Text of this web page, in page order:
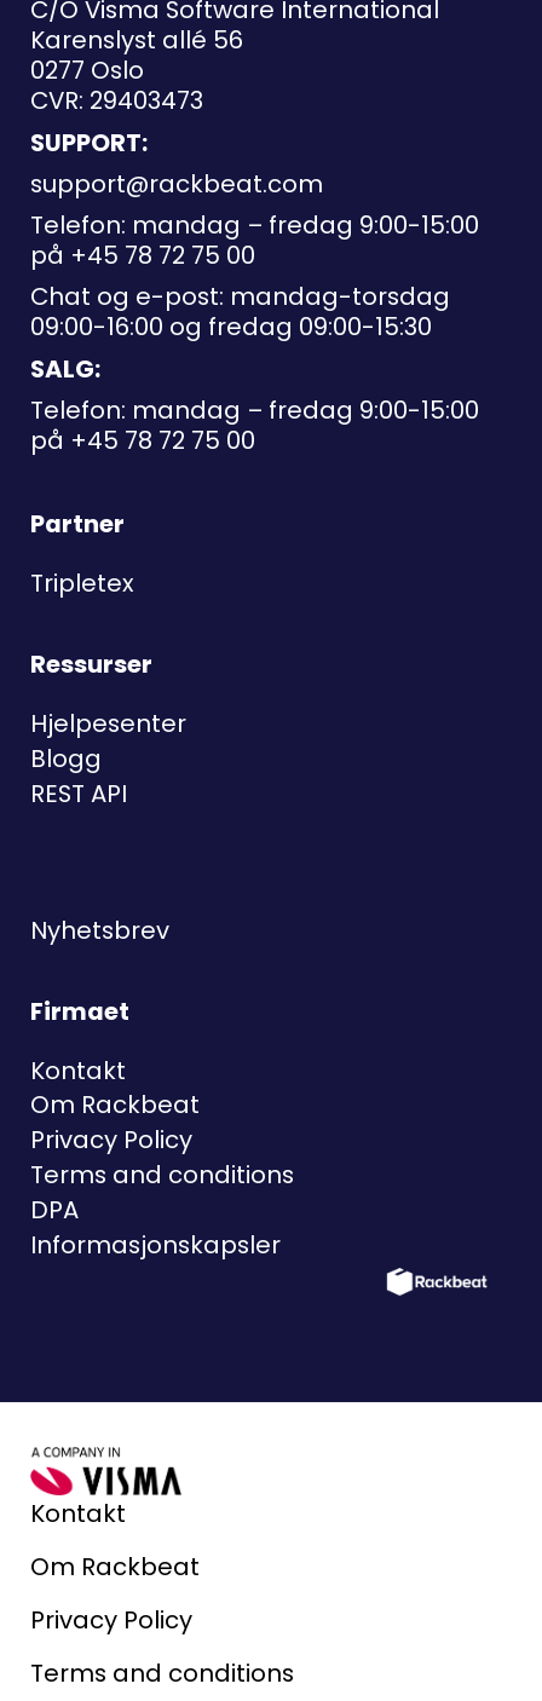
C/O Visma Software International
Karenslyst allé 56
0277 Oslo
CVR: 29403473
SUPPORT:
support@rackbeat.com
Telefon: mandag – fredag 9:00-15:00
på +45 78 72 75 00
Chat og e-post: mandag-torsdag
09:00-16:00 og fredag 09:00-15:30
SALG:
Telefon: mandag – fredag 9:00-15:00
på +45 78 72 75 00
Partner
Tripletex
Ressurser
Hjelpesenter
Blogg
REST API
Nyhetsbrev
Firmaet
Kontakt
Om Rackbeat
Privacy Policy
Terms and conditions
DPA
Informasjonskapsler
Kontakt
Om Rackbeat
Privacy Policy
Terms and conditions